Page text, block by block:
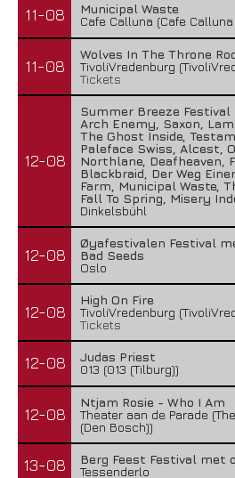
11-08
Municipal Waste
Cafe Calluna (Cafe Calluna
11-08
Wolves In The Throne
TivoliVredenburg
Tickets
12-08
Summer Breeze Festival
Arch Enemy, Saxon,
The Ghost Inside,
Paleface Swiss, Alcest,
Northlane, Deafheaven,
Blackbraid, Der Weg
Farm, Municipal Waste,
Fall To Spring, Misery
Dinkelsbühl
12-08
Øyafestivalen Festival
Bad Seeds
Oslo
12-08
High On Fire
TivoliVredenburg
Tickets
12-08
Judas Priest
013 (013 (Tilburg))
12-08
Ntjam Rosie - Who I Am
Theater aan de Parade
(Den Bosch))
13-08
Berg Feest Festival met
Tessenderlo